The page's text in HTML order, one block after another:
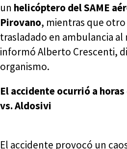
un helicóptero del SAME
Pirovano, mientras que
trasladado en ambulancia
informó Alberto Crescenti,
organismo.
El accidente ocurrió a
vs. Aldosivi
El accidente provocó un